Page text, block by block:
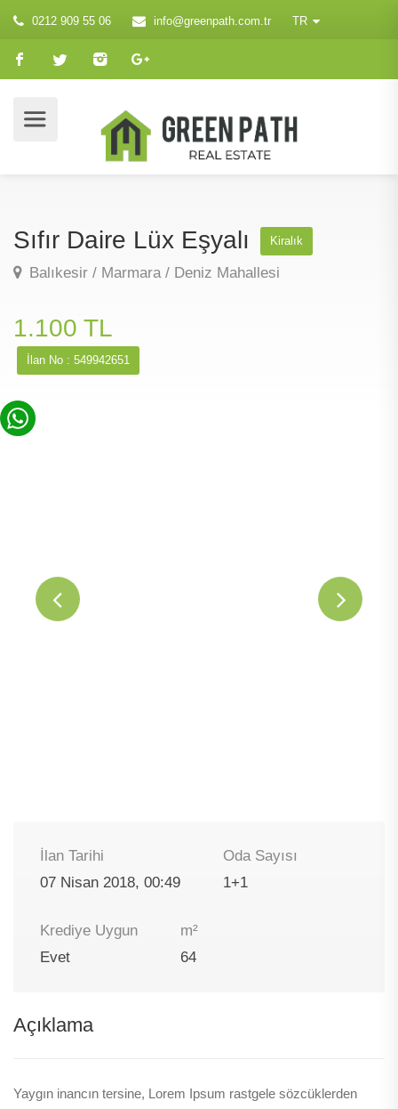
0212 909 55 06 info@greenpath.com.tr TR
Sıfır Daire Lüx Eşyalı Kiralık
Balıkesir / Marmara / Deniz Mahallesi
1.100 TL
İlan No : 549942651
İlan Tarihi
07 Nisan 2018, 00:49
Oda Sayısı
1+1
Krediye Uygun
Evet
m²
64
Açıklama
Yaygın inancın tersine, Lorem Ipsum rastgele sözcüklerden